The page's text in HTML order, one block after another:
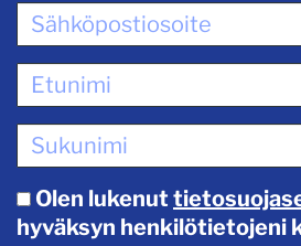
Olen lukenut
hyväksyn henkilötietojeni